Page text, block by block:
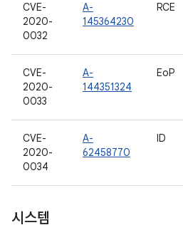
CVE-
2020-
0032
A-
145364230
RCE
CVE-
2020-
0033
A-
144351324
EoP
CVE-
2020-
0034
A-
62458770
ID
시스템